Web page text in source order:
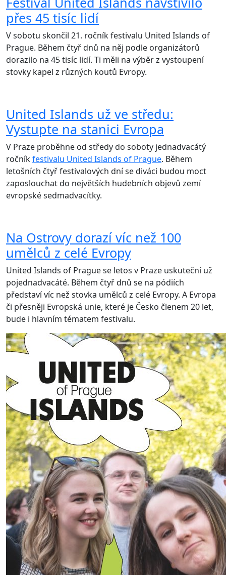
přes 45 tisíc lidí
V sobotu skončil 21. ročník festivalu United Islands of
Prague. Během čtyř dnů na něj podle organizátorů
dorazilo na 45 tisíc lidí. Ti měli na výběr z vystoupení
stovky kapel z různých koutů Evropy.
United Islands už ve středu:
Vystupte na stanici Evropa
V Praze proběhne od středy do soboty jednadvacátý
ročníkfestivalu United Islands of Prague. Během
letošních čtyř festivalových dní se diváci budou moct
zaposlouchat do největších hudebních objevů zemí
evropské sedmadvacítky.
Na Ostrovy dorazí víc než 100
umělců z celé Evropy
United Islands of Prague se letos v Praze uskuteční už
pojednadvacáté. Během čtyř dnů se na pódiích
představí víc než stovka umělců z celé Evropy. A Evropa
či přesněji Evropská unie, které je Česko členem 20 let,
bude i hlavním tématem festivalu.